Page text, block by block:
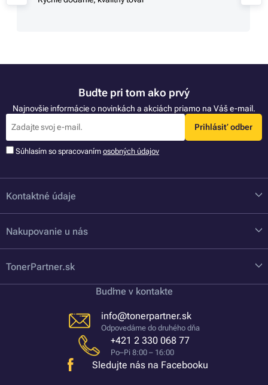
Buďte pri tom ako prvý
Najnovšie informácie o novinkách a akciách priamo na Váš e-mail.
Prihlásiť odber
Súhlasím so spracovaním osobných údajov
Kontaktné údaje
Nakupovanie u nás
TonerPartner.sk
Buďme v kontakte
info@tonerpartner.sk
Odpovedáme do druhého dňa
+421 2 330 068 77
Po–Pi 8:00 – 16:00
Sledujte nás na Facebooku